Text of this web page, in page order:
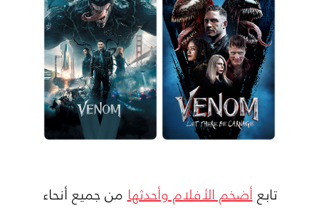
تابعأضخم الأفلام وأحدثهامن جميع أنحاء